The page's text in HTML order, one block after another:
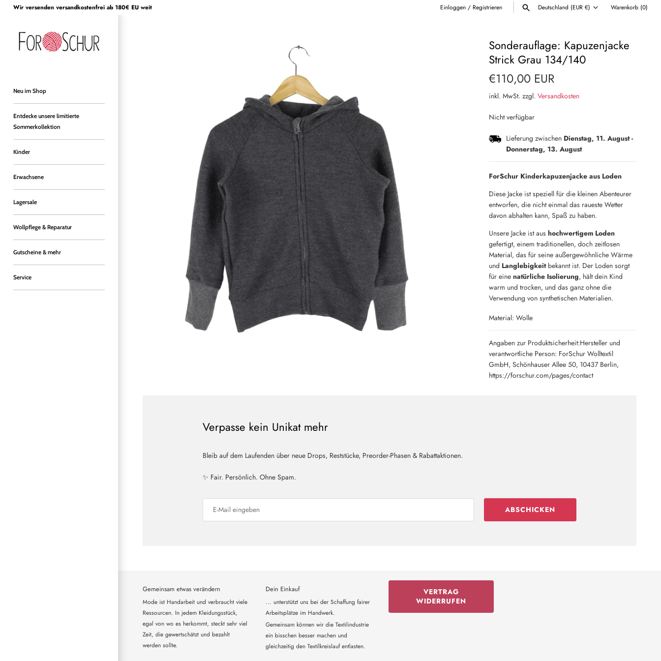
DirektWir versenden versandkostenfrei ab 180€ EU weit Einloggen / Registrieren Währung
Deutschland (EUR €) Warenkorb (0)
Neu im Shop
Entdecke unsere limitierte
Sommerkollektion
Kinder
Erwachsene
Lagersale
Wollpflege & Reparatur
Gutscheine & mehr
Service
Sonderauflage: Kapuzenjacke
Strick Grau 134/140
€110,00 EUR
inkl. MwSt. zzgl. Versandkosten
Nicht verfügbar
Lieferung zwischen Dienstag, 11. August-
Donnerstag, 13. August
ForSchur Kinderkapuzenjacke aus Loden
Diese Jacke ist speziell für die kleinen Abenteurer
entworfen, die nicht einmal das raueste Wetter
davon abhalten kann, Spaß zu haben.
Unsere Jacke ist aus hochwertigem Loden
gefertigt, einem traditionellen, doch zeitlosen
Material, das für seine außergewöhnliche Wärme
und Langlebigkeitbekannt ist. Der Loden sorgt
für eine natürliche Isolierung, hält dein Kind
warm und trocken, und das ganz ohne die
Verwendung von synthetischen Materialien.
Material: Wolle
Angaben zur Produktsicherheit:Hersteller und
verantwortliche Person: ForSchur Wolltextil
GmbH, Schönhauser Allee 50, 10437 Berlin,
https://forschur.com/pages/contact
Verpasse kein Unikat mehr
Bleib auf dem Laufenden über neue Drops, Reststücke, Preorder-Phasen & Rabattaktionen.
✨ Fair. Persönlich. Ohne Spam.
ABSCHICKEN
Gemeinsam etwas verändern
Mode ist Handarbeit und verbraucht viele
Ressourcen. In jedem Kleidungsstück,
egal von wo es herkommt, steckt sehr viel
Zeit, die gewertschätzt und bezahlt
werden sollte.
Dein Einkauf
... unterstützt uns bei der Schaffung fairer
Arbeitsplätze im Handwerk.
Gemeinsam können wir die Textilindustrie
ein bisschen besser machen und
gleichzeitig den Textilkreislauf entlasten.
VERTRAG
WIDERRUFEN